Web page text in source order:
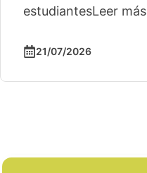
estudiantesLeer más
21/07/2026